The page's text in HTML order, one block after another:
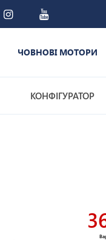
ЧОВНОВІ МОТОРИ
КОНФІГУРАТОР